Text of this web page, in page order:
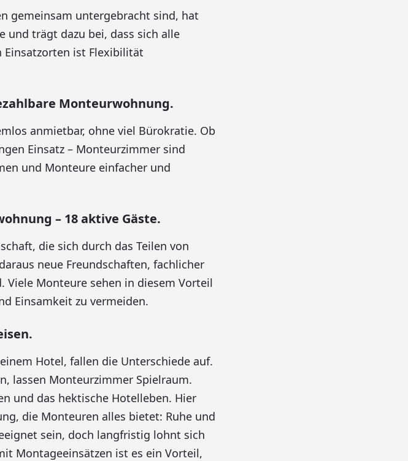
gemeinsam untergebracht sind, hat
und trägt dazu bei, dass sich alle
ist Flexibilität
Monteurwohnung.
anmietbar, ohne viel Bürokratie. Ob
Einsatz – Monteurzimmer sind
und Monteure einfacher und
– 18 aktive Gäste.
die sich durch das Teilen von
neue Freundschaften, fachlicher
Viele Monteure sehen in diesem Vorteil
Einsamkeit zu vermeiden.
Hotel, fallen die Unterschiede auf.
lassen Monteurzimmer Spielraum.
und das hektische Hotelleben. Hier
die Monteuren alles bietet: Ruhe und
sein, doch langfristig lohnt sich
Montageeinsätzen ist es ein Vorteil,